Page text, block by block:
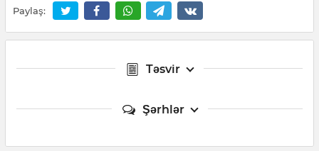
Paylaş:
Təsvir
Şərhlər